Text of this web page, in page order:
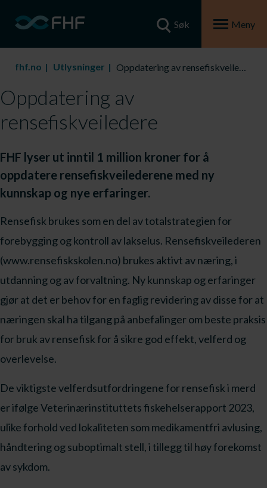
Søk Meny
fhf.no Utlysninger Oppdatering av rensefiskveiledere
Oppdatering av
rensefiskveiledere
FHF lyser ut inntil 1 million kroner for å
oppdatere rensefiskveilederene med ny
kunnskap og nye erfaringer.
Rensefisk brukes som en del av totalstrategien for
forebygging og kontroll av lakselus. Rensefiskveilederen
(www.rensefiskskolen.no) brukes aktivt av næring, i
utdanning og av forvaltning. Ny kunnskap og erfaringer
gjør at det er behov for en faglig revidering av disse for at
næringen skal ha tilgang på anbefalinger om beste praksis
for bruk av rensefisk for å sikre god effekt, velferd og
overlevelse.
De viktigste velferdsutfordringene for rensefisk i merd
er ifølge Veterinærinstituttets fiskehelserapport 2023,
ulike forhold ved lokaliteten som medikamentfri avlusing,
håndtering og suboptimalt stell, i tillegg til høy forekomst
av sykdom.